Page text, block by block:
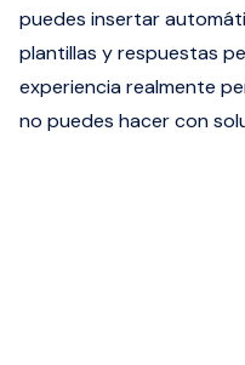
puedes insertar
plantillas y respuestas
experiencia realmente
no puedes hacer con